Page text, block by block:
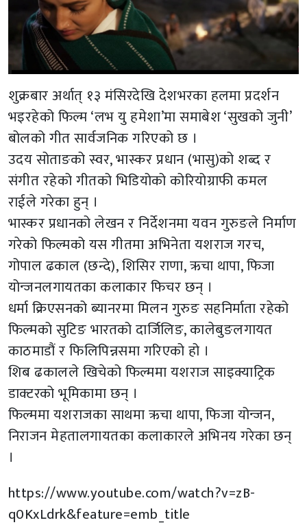
शुक्रबार अर्थात् १३ मंसिरदेखि देशभरका हलमा प्रदर्शन
भइरहेको फिल्म ‘लभ यु हमेशा’मा समाबेश ‘सुखको जुनी’
बोलको गीत सार्वजनिक गरिएको छ ।
उदय सोताङको स्वर, भास्कर प्रधान (भासु)को शब्द र
संगीत रहेको गीतको भिडियोको कोरियोग्राफी कमल
राईले गरेका हुन् ।
भास्कर प्रधानको लेखन र निर्देशनमा यवन गुरुङले निर्माण
गरेको फिल्मको यस गीतमा अभिनेता यशराज गरच,
गोपाल ढकाल (छन्दे), शिसिर राणा, ऋचा थापा, फिजा
योन्जनलगायतका कलाकार फिचर छन् ।
धर्मा क्रिएसनको ब्यानरमा मिलन गुरुङ सहनिर्माता रहेको
फिल्मको सुटिङ भारतको दार्जिलिङ, कालेबुङलगायत
काठमाडौं र फिलिपिन्नसमा गरिएको हो ।
शिब ढकालले खिचेको फिल्ममा यशराज साइक्याट्रिक
डाक्टरको भूमिकामा छन् ।
फिल्ममा यशराजका साथमा ऋचा थापा, फिजा योन्जन,
निराजन मेहतालगायतका कलाकारले अभिनय गरेका छन्
।
https://www.youtube.com/watch?v=zB-
q0KxLdrk&feature=emb_title